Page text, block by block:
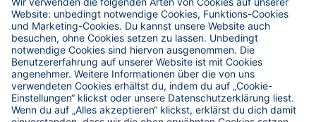
Service & Hilfe
Hoefer Skiverleih
Reise-Versicherungen
Restplätze